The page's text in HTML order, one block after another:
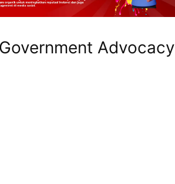
Advocacy